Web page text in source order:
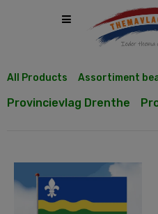
All Products Assortiment
Provincievlag Drenthe